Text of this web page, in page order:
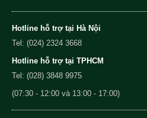
Hotline hỗ trợ tại Hà Nội
Tel: (024) 2324 3668
Hotline hỗ trợ tại TPHCM
Tel: (028) 3848 9975
(07:30 - 12:00 và 13:00 - 17:00)